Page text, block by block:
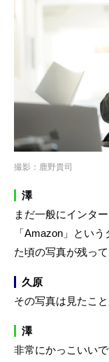
撮影：鹿野貴司
澤
まだ一般にインタ
「Amazon」とい
た頃の写真が残って
久原
その写真は見たこ
澤
非常にかっこいい